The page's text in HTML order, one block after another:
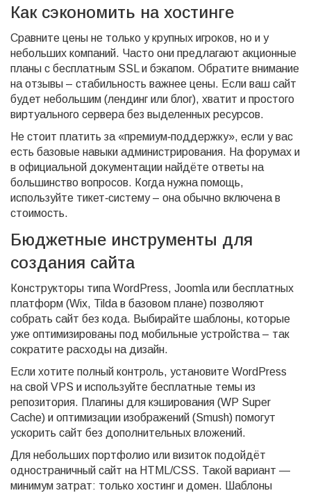
Как сэкономить на хостинге
Сравните цены не только у крупных игроков, но и у
небольших компаний. Часто они предлагают акционные
планы с бесплатным SSL и бэкапом. Обратите внимание
на отзывы – стабильность важнее цены. Если ваш сайт
будет небольшим (лендинг или блог), хватит и простого
виртуального сервера без выделенных ресурсов.
Не стоит платить за «премиум‑поддержку», если у вас
есть базовые навыки администрирования. На форумах и
в официальной документации найдёте ответы на
большинство вопросов. Когда нужна помощь,
используйте тикет‑систему – она обычно включена в
стоимость.
Бюджетные инструменты для
создания сайта
Конструкторы типа WordPress, Joomla или бесплатных
платформ (Wix, Tilda в базовом плане) позволяют
собрать сайт без кода. Выбирайте шаблоны, которые
уже оптимизированы под мобильные устройства – так
сократите расходы на дизайн.
Если хотите полный контроль, установите WordPress
на свой VPS и используйте бесплатные темы из
репозитория. Плагины для кэширования (WP Super
Cache) и оптимизации изображений (Smush) помогут
ускорить сайт без дополнительных вложений.
Для небольших портфолио или визиток подойдёт
одностраничный сайт на HTML/CSS. Такой вариант —
минимум затрат: только хостинг и домен. Шаблоны